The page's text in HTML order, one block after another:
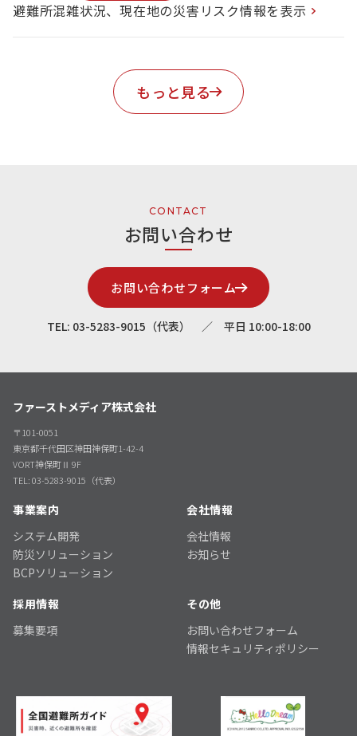
避難所混雑状況、現在地の災害リスク情報を表示
もっと見る
CONTACT
お問い合わせ
お問い合わせフォーム
TEL: 03-5283-9015（代表） ／ 平日 10:00-18:00
ファーストメディア株式会社
〒101-0051
東京都千代田区神田神保町1-42-4
VORT神保町Ⅱ 9F
TEL: 03-5283-9015（代表）
事業案内
システム開発
防災ソリューション
BCPソリューション
会社情報
会社情報
お知らせ
採用情報
募集要項
その他
お問い合わせフォーム
情報セキュリティポリシー